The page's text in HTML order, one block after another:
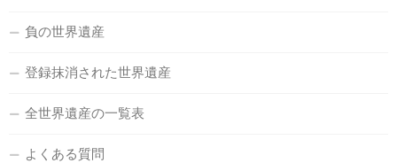
負の世界遺産
登録抹消された世界遺産
全世界遺産の一覧表
よくある質問